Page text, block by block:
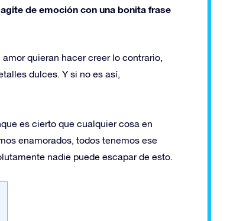
de emoción con una bonita frase
quieran hacer creer lo contrario,
dulces. Y si no es así,
es cierto que cualquier cosa en
enamorados, todos tenemos ese
nadie puede escapar de esto.